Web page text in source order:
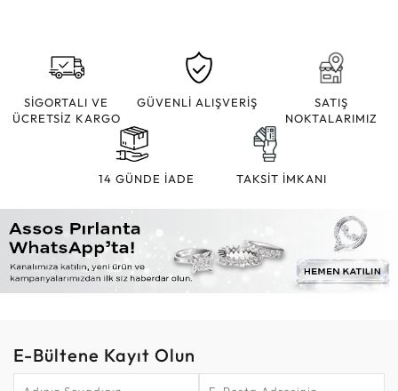
SİGORTALI VE
ÜCRETSİZ KARGO
GÜVENLİ ALIŞVERİŞ
SATIŞ
NOKTALARIMIZ
14 GÜNDE İADE TAKSİT İMKANI
E-Bültene Kayıt Olun